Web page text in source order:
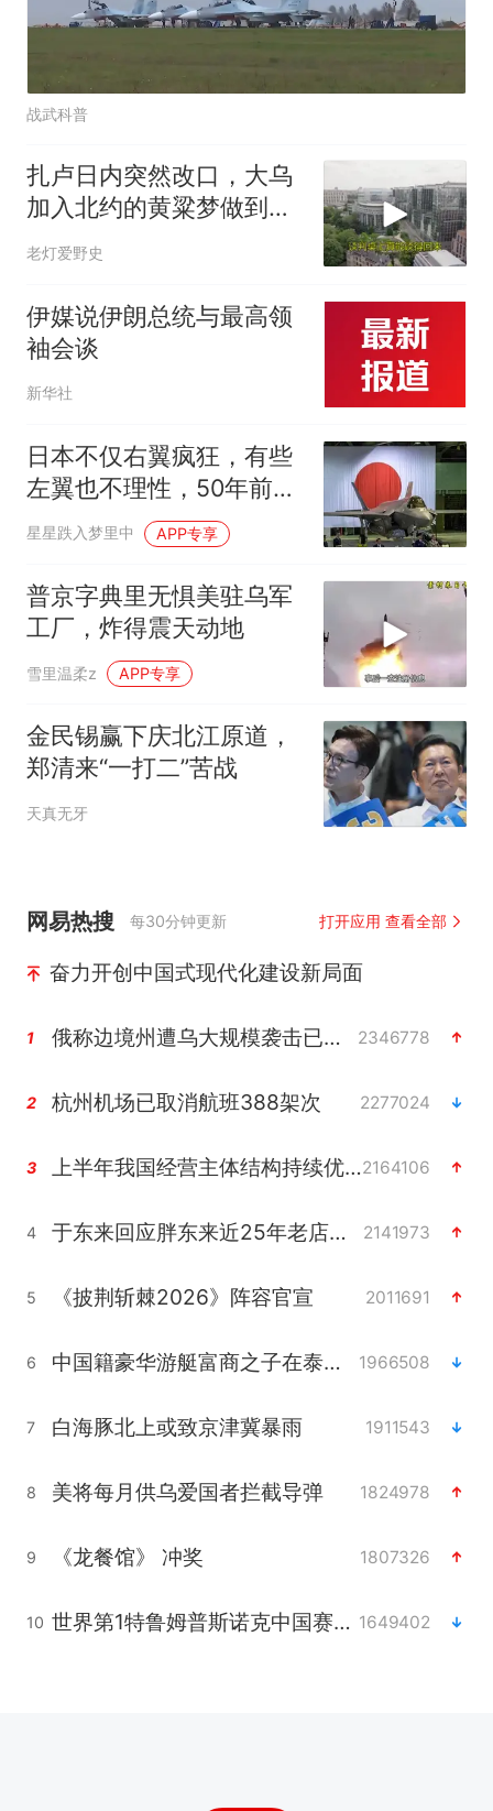
战武科普
扎卢日内突然改口，大乌
加入北约的黄粱梦做到头
了？
老灯爱野史
伊媒说伊朗总统与最高领
袖会谈
新华社
日本不仅右翼疯狂，有些
左翼也不理性，50年前曾
劫机威胁以色列
星星跌入梦里中 APP专享
普京字典里无惧美驻乌军
工厂，炸得震天动地
雪里温柔z APP专享
金民锡赢下庆北江原道，
郑清来“一打二”苦战
天真无牙
网易热搜 每30分钟更新 打开应用 查看全部
奋力开创中国式现代化建设新局面
1 俄称边境州遭乌大规模袭击已致13伤 2346778
2 杭州机场已取消航班388架次 2277024
3 上半年我国经营主体结构持续优化2164106
4 于东来回应胖东来近25年老店年底关闭 2141973
5 《披荆斩棘2026》阵容官宣 2011691
6 中国籍豪华游艇富商之子在泰国被杀 1966508
7 白海豚北上或致京津冀暴雨 1911543
8 美将每月供乌爱国者拦截导弹 1824978
9 《龙餐馆》 冲奖 1807326
10 世界第1特鲁姆普斯诺克中国赛一轮游 1649402